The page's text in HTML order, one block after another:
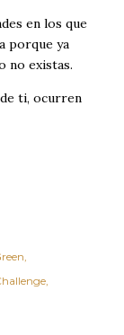
en los que
porque ya
no existas.
ti, ocurren